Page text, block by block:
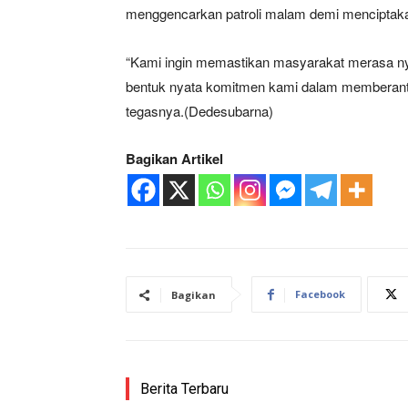
News
menggencarkan patroli malam demi
“Kami ingin memastikan masyarakat merasa
bentuk nyata komitmen kami dalam
tegasnya.(Dedesubarna)
Bagikan Artikel
Bagikan Facebook
Berita Terbaru